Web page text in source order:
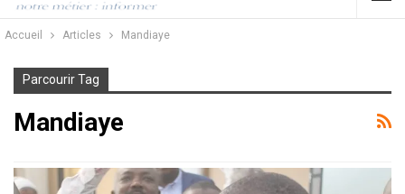
Accueil Articles Mandiaye
Parcourir Tag
Mandiaye